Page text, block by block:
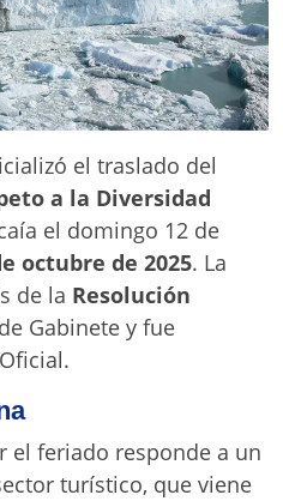
el traslado del
a la Diversidad
el domingo 12 de
octubre de 2025. La
de la Resolución
Gabinete y fue
el feriado responde a un
turístico, que viene